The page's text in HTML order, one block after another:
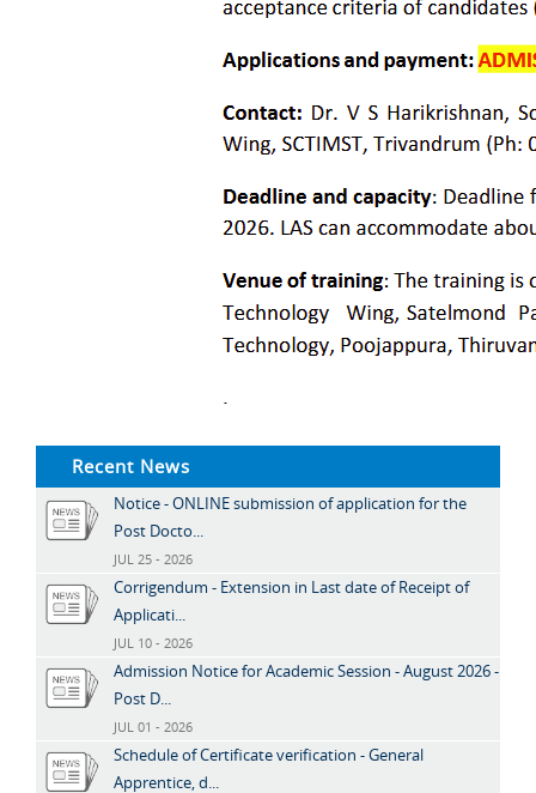
Recent News
Notice - ONLINE submission of application for the
Post Docto...
JUL 25 - 2026
Corrigendum - Extension in Last date of Receipt of
Applicati...
JUL 10 - 2026
Admission Notice for Academic Session - August 2026 -
Post D...
JUL 01 - 2026
Schedule of Certificate verification - General
Apprentice, d...